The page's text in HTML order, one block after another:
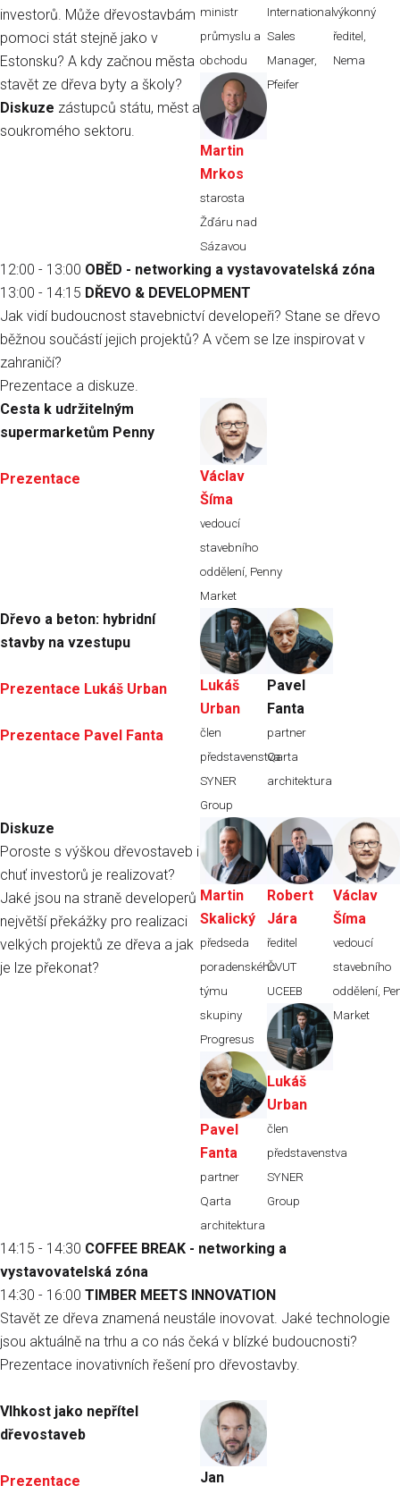
investorů. Může dřevostavbám
pomoci stát stejně jako v
Estonsku? A kdy začnou města
stavět ze dřeva byty a školy?
Diskuze zástupců státu, měst a
soukromého sektoru.
ministr
průmyslu a
obchodu
Martin
Mrkos
starosta
Žďáru nad
Sázavou
International
Sales
Manager,
Pfeifer
výkonný
ředitel,
Nema
12:00 - 13:00 OBĚD - networking a vystavovatelská zóna
13:00 - 14:15 DŘEVO & DEVELOPMENT
Jak vidí budoucnost stavebnictví developeři? Stane se dřevo
běžnou součástí jejich projektů? A včem se lze inspirovat v
zahraničí?
Prezentace a diskuze.
Cesta k udržitelným
supermarketům Penny
Prezentace
Václav
Šíma
vedoucí
stavebního
oddělení, Penny
Market
Dřevo a beton: hybridní
stavby na vzestupu
Prezentace Lukáš Urban
Prezentace Pavel Fanta
Lukáš
Urban
člen
představenstva
SYNER
Group
Pavel
Fanta
partner
Qarta
architektura
Diskuze
Poroste s výškou dřevostaveb i
chuť investorů je realizovat?
Jaké jsou na straně developerů
největší překážky pro realizaci
velkých projektů ze dřeva a jak
je lze překonat?
Martin
Skalický
předseda
poradenského
týmu
skupiny
Progresus
Pavel
Fanta
partner
Qarta
architektura
Robert
Jára
ředitel
ČVUT
UCEEB
Lukáš
Urban
člen
představenstva
SYNER
Group
Václav
Šíma
vedoucí
stavebního
oddělení,
Market
14:15 - 14:30 COFFEE BREAK - networking a
vystavovatelská zóna
14:30 - 16:00 TIMBER MEETS INNOVATION
Stavět ze dřeva znamená neustále inovovat. Jaké technologie
jsou aktuálně na trhu a co nás čeká v blízké budoucnosti?
Prezentace inovativních řešení pro dřevostavby.
Vlhkost jako nepřítel
dřevostaveb
Prezentace
Jan